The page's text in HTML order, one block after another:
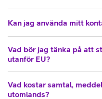
Kan jag använda mitt
Vad bör jag tänka på att
utanför EU?
Vad kostar samtal,
utomlands?